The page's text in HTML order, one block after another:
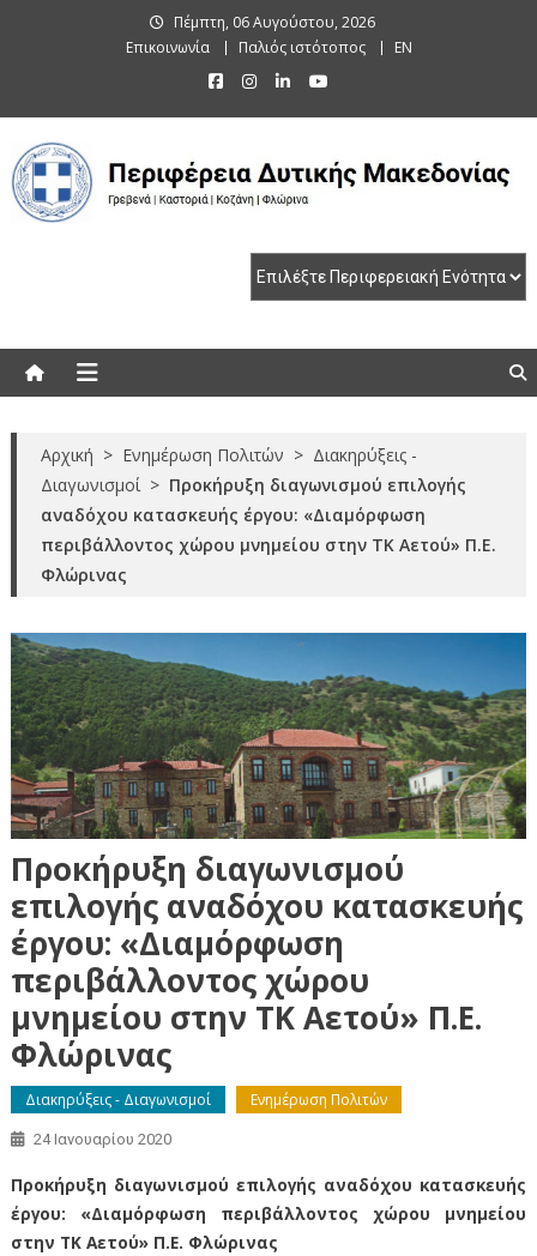
Πέμπτη, 06 Αυγούστου, 2026
Επικοινωνία
Παλιός ιστότοπος EN
Αρχική > Ενημέρωση Πολιτών > Διακηρύξεις -
Διαγωνισμοί > Προκήρυξη διαγωνισμού επιλογής
αναδόχου κατασκευής έργου: «Διαμόρφωση
περιβάλλοντος χώρου μνημείου στην ΤΚ Αετού» Π.Ε.
Φλώρινας
Προκήρυξη διαγωνισμού
επιλογής αναδόχου κατασκευής
έργου: «Διαμόρφωση
περιβάλλοντος χώρου
μνημείου στην ΤΚ Αετού» Π.Ε.
Φλώρινας
Διακηρύξεις - Διαγωνισμοί Ενημέρωση Πολιτών
24 Ιανουαρίου 2020
Προκήρυξη διαγωνισμού επιλογής αναδόχου κατασκευής
έργου: «Διαμόρφωση περιβάλλοντος χώρου μνημείου
στην ΤΚ Αετού» Π.Ε. Φλώρινας